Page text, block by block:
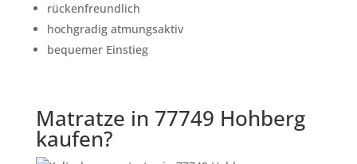
rückenfreundlich
hochgradig atmungsaktiv
bequemer Einstieg
Matratze in 77749 Hohberg
kaufen?